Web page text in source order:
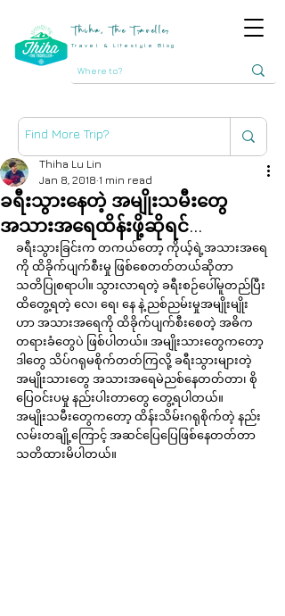
Thiha, The Traveller
Travel & Lifestyle Blog
ခရီးသွားနေတဲ့ အမျိုးသမီးတွေ
အသားအရေထိန်းဖို့ဆိုရင်…
Thiha Lu Lin
Jan 8, 2018 1 min read
ခရီးသွားခြင်းက တကယ်တော့ ကိုယ့်ရဲ့အသားအရေ
ကို ထိခိုက်ပျက်စီးမှု ဖြစ်စေတတ်တယ်ဆိုတာ
သတိပြုစရာပါ။ သွားလာရတဲ့ ခရီးစဉ်ပေါ်မူတည်ပြီး
ထိတွေ့ရတဲ့ လေ၊ ရေ၊ နေ နဲ့ ညစ်ညမ်းမှုအမျိုးမျိုး
ဟာ အသားအရေကို ထိခိုက်ပျက်စီးစေတဲ့ အဓိက
တရားခံတွေပဲ ဖြစ်ပါတယ်။ အမျိုးသားတွေကတော့
ဒါတွေ သိပ်ဂရုမစိုက်တတ်ကြလို့ ခရီးသွားများတဲ့
အမျိုးသားတွေ အသားအရေမဲညစ်နေတတ်တာ၊ စို
ပြေဝင်းပမှု နည်းပါးတာတွေ တွေ့ရပါတယ်။
အမျိုးသမီးတွေကတော့ ထိန်းသိမ်းဂရုစိုက်တဲ့ နည်း
လမ်းတချို့ကြောင့် အဆင်ပြေပြေဖြစ်နေတတ်တာ
သတိထားမိပါတယ်။